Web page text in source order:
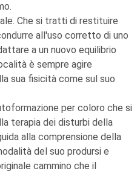
Che si tratti di restituire
all'uso corretto di uno
a un nuovo equilibrio
è sempre agire
sua fisicità come sul suo
per coloro che si
terapia dei disturbi della
alla comprensione della
del suo prodursi e
cammino che il